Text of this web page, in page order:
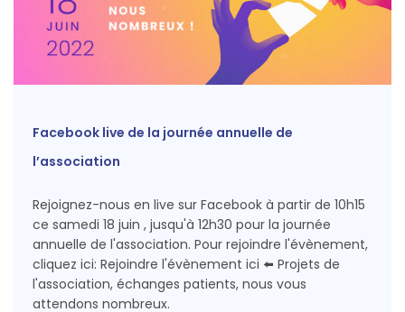
Facebook live de la journée annuelle de
l’association
Rejoignez-nous en live sur Facebook à partir de 10h15
ce samedi 18 juin , jusqu'à 12h30 pour la journée
annuelle de l'association. Pour rejoindre l'évènement,
cliquez ici: Rejoindre l'évènement ici ⬅️ Projets de
l'association, échanges patients, nous vous
attendons nombreux.